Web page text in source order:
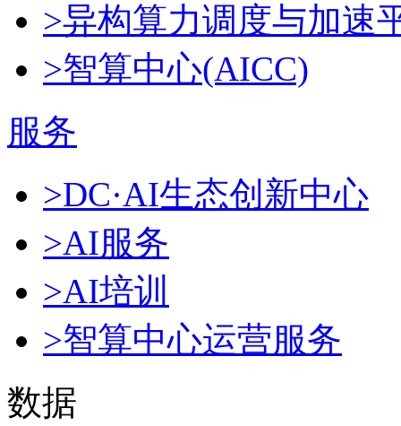
>异构算力调度与加速
>智算中心(AICC)
服务
>DC·AI生态创新中心
>AI服务
>AI培训
>智算中心运营服务
数据